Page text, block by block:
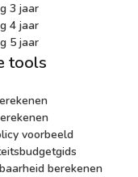
3 jaar
4 jaar
5 jaar
tools
voorbeeld
berekenen